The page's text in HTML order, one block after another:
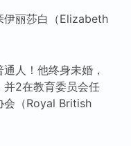
伊丽莎白（Elizabeth
人！他终身未婚，
并2在教育委员会任
会（Royal British